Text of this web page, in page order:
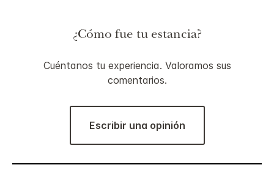
¿Cómo fue tu estancia?
Cuéntanos tu experiencia. Valoramos sus
comentarios.
Escribir una opinión